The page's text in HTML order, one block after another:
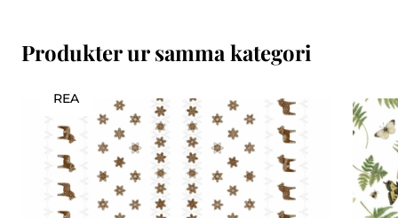
Produkter ur samma kategori
REA